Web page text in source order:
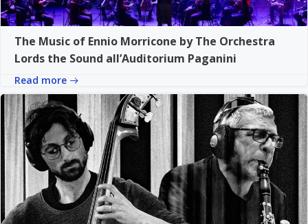
The Music of Ennio Morricone by The Orchestra
Lords the Sound all’Auditorium Paganini
Read more